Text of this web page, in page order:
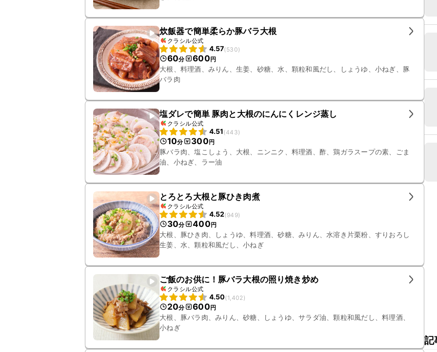
炊飯器で簡単柔らか豚バラ大根
クラシル公式
4.57(530)
60分 600円
大根、料理酒、みりん、生姜、砂糖、水、顆粒和風だし、しょうゆ、小ねぎ、豚
バラ肉
塩ダレで簡単 豚肉と大根のにんにくレンジ蒸し
クラシル公式
4.51(443)
10分 300円
豚バラ肉、塩こしょう、大根、ニンニク、料理酒、酢、鶏ガラスープの素、ごま
油、小ねぎ、ラー油
とろとろ大根と豚ひき肉煮
クラシル公式
4.52(949)
30分 400円
大根、豚ひき肉、しょうゆ、料理酒、砂糖、みりん、水溶き片栗粉、すりおろし
生姜、水、顆粒和風だし、小ねぎ
ご飯のお供に！豚バラ大根の照り焼き炒め
クラシル公式
4.50(1,402 )
20分 600円
大根、豚バラ肉、みりん、砂糖、しょうゆ、サラダ油、顆粒和風だし、料理酒、
小ねぎ
記